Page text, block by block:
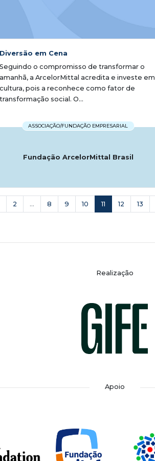
Diversão em Cena
Seguindo o compromisso de transformar o
amanhã, a ArcelorMittal acredita e investe em
cultura, pois a reconhece como fator de
transformação social. O...
ASSOCIAÇÃO/FUNDAÇÃO EMPRESARIAL
Fundação ArcelorMittal Brasil
2 ... 8 9 10 11 12 13
Realização
Apoio